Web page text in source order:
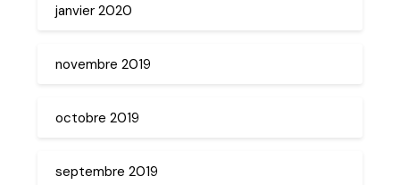
janvier 2020
novembre 2019
octobre 2019
septembre 2019